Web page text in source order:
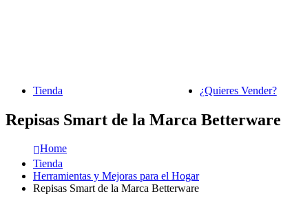
Tienda ¿Quieres Vender?
Repisas Smart de la Marca Betterware
Home
Tienda
Herramientas y Mejoras para el Hogar
Repisas Smart de la Marca Betterware